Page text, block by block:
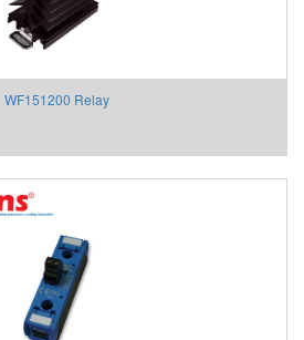
WF151200 Relay